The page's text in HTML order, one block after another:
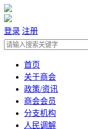
登录 注册
首页
关于商会
政策/资讯
商会会员
分支机构
人民调解